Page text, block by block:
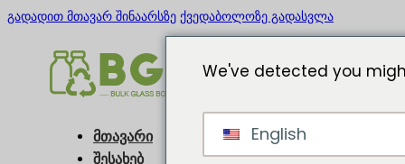
გადადით მთავარ შინაარსზე ქვედაბოლოზე გადასვლა
მთავარი
შესახებ
We've detected you
English